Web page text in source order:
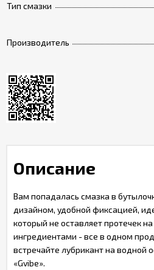
Тип смазки
Производитель
Описание
Вам попадалась смазка в
дизайном, удобной фиксацией,
который не оставляет протечек
ингредиентами - все в одном
встречайте лубрикант на водной
«Gvibe».